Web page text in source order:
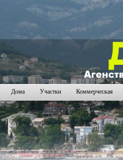
560561 562 563
Дома Участки Коммерческая